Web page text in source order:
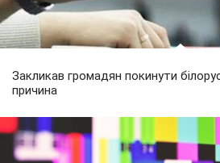
Закликав громадян покинути
причина